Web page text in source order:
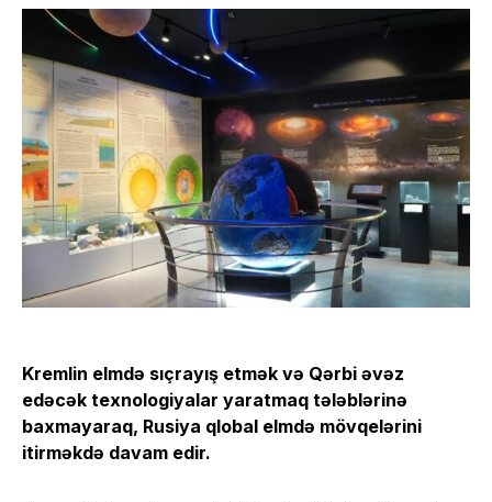
Kremlin elmdə sıçrayış etmək və Qərbi əvəz
edəcək texnologiyalar yaratmaq tələblərinə
baxmayaraq, Rusiya qlobal elmdə mövqelərini
itirməkdə davam edir.